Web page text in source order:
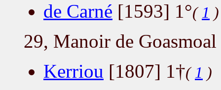
de Carné [1593] 1°( 1 )
29, Manoir de
Kerriou [1807] 1†( 1 )